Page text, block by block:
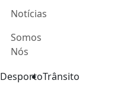
Notícias
Somos
Nós
DesportoTrânsito